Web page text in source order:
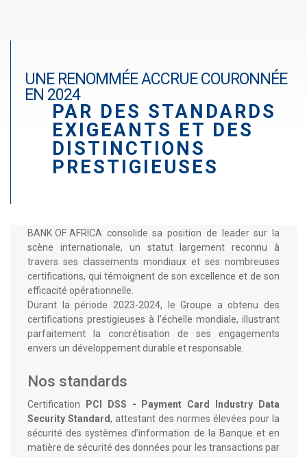
UNE RENOMMÉE ACCRUE COURONNÉE
EN 2024
PAR DES STANDARDS
EXIGEANTS ET DES
DISTINCTIONS
PRESTIGIEUSES
BANK OF AFRICA consolide sa position de leader sur la
scène internationale, un statut largement reconnu à
travers ses classements mondiaux et ses nombreuses
certifications, qui témoignent de son excellence et de son
efficacité opérationnelle.
Durant la période 2023-2024, le Groupe a obtenu des
certifications prestigieuses à l’échelle mondiale, illustrant
parfaitement la concrétisation de ses engagements
envers un développement durable et responsable.
Nos standards
Certification
PCI DSS - Payment Card Industry Data
Security Standard, attestant des normes élevées pour la
sécurité des systèmes d’information de la Banque et en
matière de sécurité des données pour les transactions par